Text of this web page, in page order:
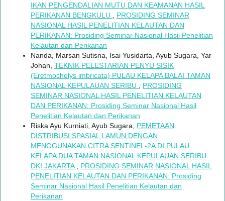
IKAN PENGENDALIAN MUTU DAN KEAMANAN HASIL
PERIKANAN BENGKULU
PROSIDING SEMINAR
NASIONAL HASIL PENELITIAN KELAUTAN DAN
PERIKANAN: Prosiding Seminar Nasional Hasil Penelitian
Kelautan dan Perikanan
Nanda, Marsan Sutisna, Isai Yusidarta, Ayub Sugara, Yar
Johan, TEKNIK PELESTARIAN PENYU SISIK
(Eretmochelys imbricata) PULAU KELAPA BALAI TAMAN
NASIONAL KEPULAUAN SERIBU
PROSIDING
SEMINAR NASIONAL HASIL PENELITIAN KELAUTAN
DAN PERIKANAN: Prosiding Seminar Nasional Hasil
Penelitian Kelautan dan Perikanan
Riska Ayu Kurniati, Ayub Sugara, PEMETAAN
DISTRIBUSI SPASIAL LAMUN DENGAN
MENGGUNAKAN CITRA SENTINEL-2A DI PULAU
KELAPA DUA TAMAN NASIONAL KEPULAUAN SERIBU
DKI JAKARTA
PROSIDING SEMINAR NASIONAL HASIL
PENELITIAN KELAUTAN DAN PERIKANAN: Prosiding
Seminar Nasional Hasil Penelitian Kelautan dan
Perikanan